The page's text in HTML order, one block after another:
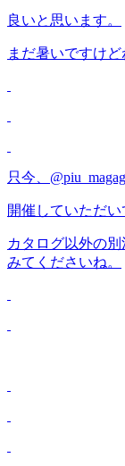
良いと思います。
まだ暑いですけど
只今、
開催していただい
カタログ以外の
みてくださいね。